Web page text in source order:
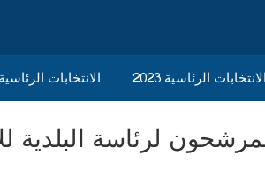
2023 الانتخابات الانتخابات الرئاسية 2023